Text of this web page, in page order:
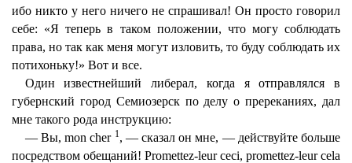
ибо никто у него ничего не спрашивал! Он просто говорил
себе: «Я теперь в таком положении, что могу соблюдать
права, но так как меня могут изловить, то буду соблюдать их
потихоньку!» Вот и все.
Один известнейший либерал, когда я отправлялся в
губернский город Семиозерск по делу о пререканиях, дал
мне такого рода инструкцию:
— Вы, mon cher 1, — сказал он мне, — действуйте больше
посредством обещаний! Promettez-leur ceci, promettez-leur cela